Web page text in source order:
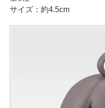
サイズ：約4.5cm